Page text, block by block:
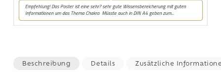
Beschreibung Details Zusätzliche